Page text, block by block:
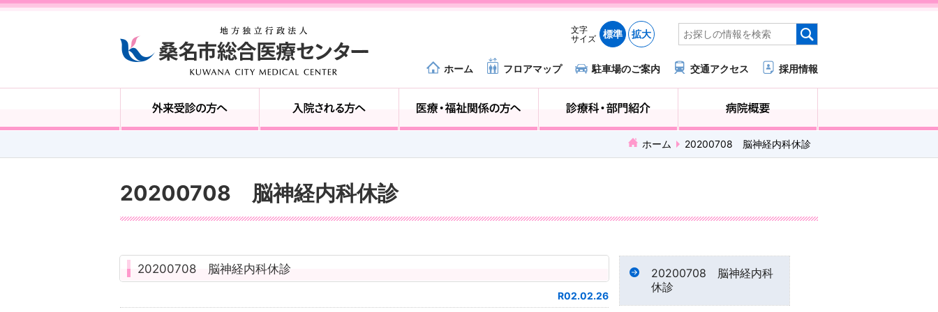
文字
サイズ
標準 拡大
ホーム フロアマップ 駐車場のご案内 交通アクセス 採用情報
ホーム 20200708 脳神経内科休診
20200708 脳神経内科休診
20200708 脳神経内科休診
R02.02.26
20200708 脳神経内科
休診